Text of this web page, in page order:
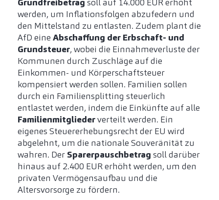
Grundfreibetrag soll auf 14.000 EUR erhöht
werden, um Inflationsfolgen abzufedern und
den Mittelstand zu entlasten. Zudem plant die
AfD eine Abschaffung der Erbschaft- und
Grundsteuer, wobei die Einnahmeverluste der
Kommunen durch Zuschläge auf die
Einkommen- und Körperschaftsteuer
kompensiert werden sollen. Familien sollen
durch ein Familiensplitting steuerlich
entlastet werden, indem die Einkünfte auf alle
Familienmitgliederverteilt werden. Ein
eigenes Steuererhebungsrecht der EU wird
abgelehnt, um die nationale Souveränität zu
wahren. Der Sparerpauschbetrag soll darüber
hinaus auf 2.400 EUR erhöht werden, um den
privaten Vermögensaufbau und die
Altersvorsorge zu fördern.